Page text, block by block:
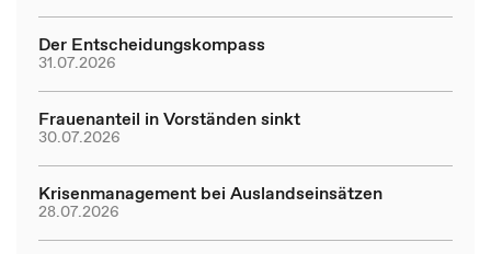
Der Entscheidungskompass
31.07.2026
Frauenanteil in Vorständen sinkt
30.07.2026
Krisenmanagement bei Auslandseinsätzen
28.07.2026